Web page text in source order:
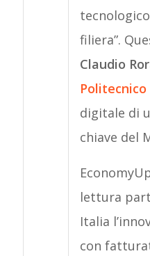
filiera”.
Claudio
digitale di
chiave del
lettura
Italia
con